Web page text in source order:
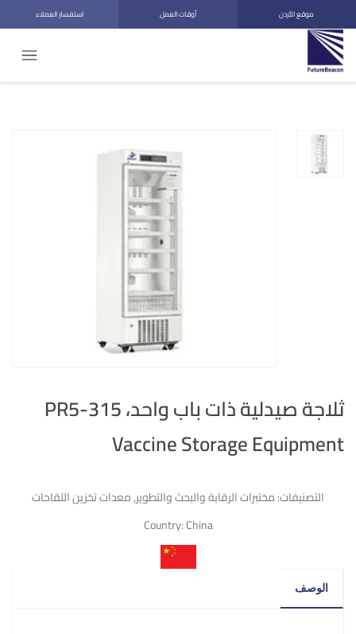
موقع الأردن أوقات العمل استفسار العملاء
ثلاجة صيدلية ذات باب واحد، PR5-315
Vaccine Storage Equipment
التصنيفات:مختبرات الرقابة والبحث والتطوير,معدات تخزين اللقاحات
Country:China
الوصف